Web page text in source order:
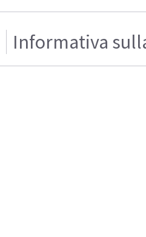
Informativa